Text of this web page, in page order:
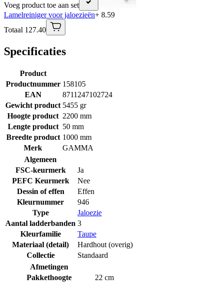
Voeg product toe aan set
Lamelreiniger voor jaloezieën+ 8.59
Totaal 127.40
Specificaties
Product
Productnummer 158105
EAN
8711247102724
Gewicht product 5455 gr
Hoogte product 2200 mm
Lengte product 50 mm
Breedte product 1000 mm
Merk
GAMMA
Algemeen
FSC-keurmerk
Ja
PEFC Keurmerk
Nee
Dessin of effen
Effen
Kleurnummer
946
Type
Jaloezie
Aantal ladderbanden 3
Kleurfamilie
Taupe
Materiaal (detail)
Hardhout (overig)
Collectie
Standaard
Afmetingen
Pakkethoogte
22 cm